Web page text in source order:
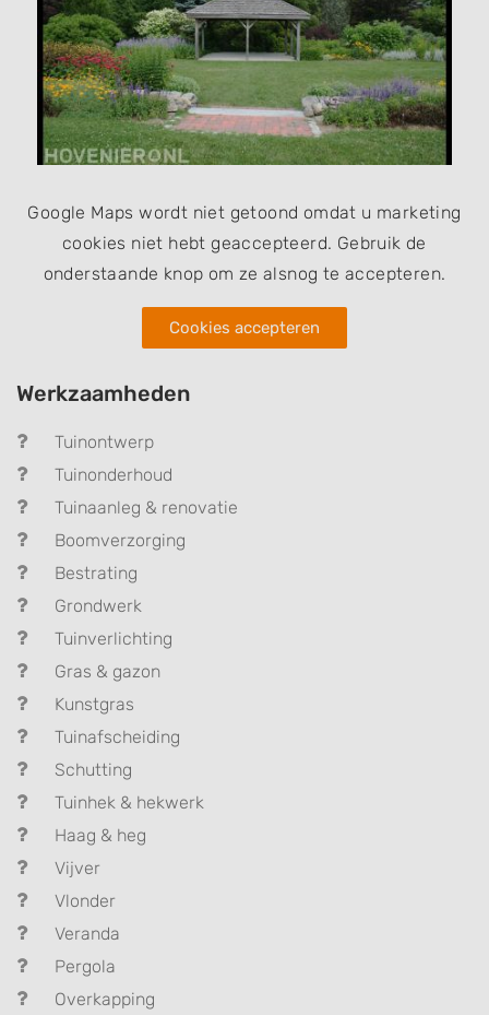
Google Maps wordt niet getoond omdat u marketing
cookies niet hebt geaccepteerd. Gebruik de
onderstaande knop om ze alsnog te accepteren.
Cookies accepteren
Werkzaamheden
Tuinontwerp
Tuinonderhoud
Tuinaanleg & renovatie
Boomverzorging
Bestrating
Grondwerk
Tuinverlichting
Gras & gazon
Kunstgras
Tuinafscheiding
Schutting
Tuinhek & hekwerk
Haag & heg
Vijver
Vlonder
Veranda
Pergola
Overkapping